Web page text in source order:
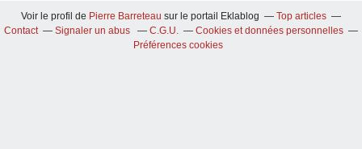
Voir le profil de Pierre Barreteau sur le portail Eklablog
Top articles
Contact
Signaler un abus C.G.U.
Cookies et données personnelles
Préférences cookies